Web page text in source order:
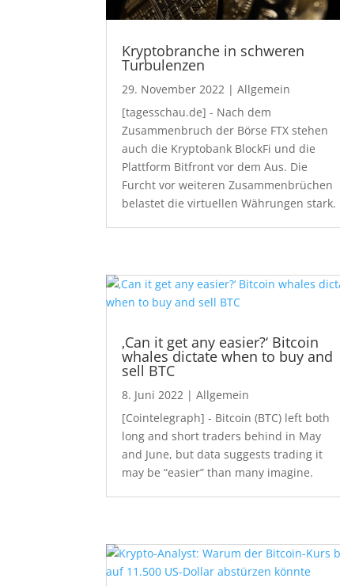
Kryptobranche in schweren
Turbulenzen
29. November 2022 |Allgemein
[tagesschau.de] - Nach dem
Zusammenbruch der Börse FTX stehen
auch die Kryptobank BlockFi und die
Plattform Bitfront vor dem Aus. Die
Furcht vor weiteren Zusammenbrüchen
belastet die virtuellen Währungen stark.
‚Can it get any easier?‘ Bitcoin
whales dictate when to buy and
sell BTC
8. Juni 2022 |Allgemein
[Cointelegraph] - Bitcoin (BTC) left both
long and short traders behind in May
and June, but data suggests trading it
may be “easier” than many imagine.